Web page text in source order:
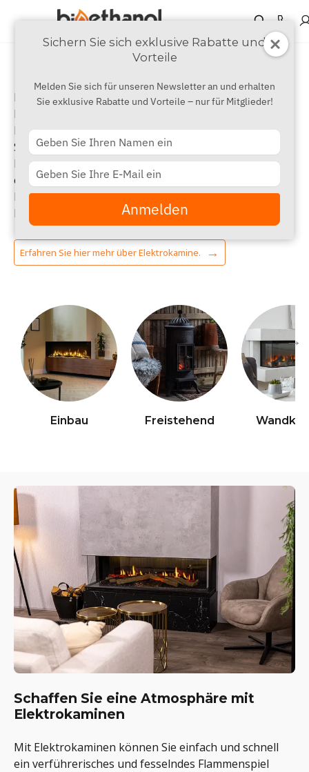
Sichern Sie sich exklusive Rabatte und
Vorteile
Melden Sie sich für unseren Newsletter an und erhalten
Sie exklusive Rabatte und Vorteile – nur für Mitglieder!
Type
your
name
Type
your
email
Anmelden
Mit einem Elektrokamin vonBioethanol Kamin Shop
können Sie Gemütlichkeit ohne Feuer und
Brandgefahr schaffen. Ein elektrischer Kamin können
Sie sowohl als kleine Wärmequelle als auch als
Dekoration verwenden. Obwohl die Flammen nicht
echt sind, erhalten Sie mit Hilfe der Technik der
Elektrokamine einen absolut fantastischen
Flammeneffekt.
Erfahren Sie hier mehr über Elektrokamine.
Einbau Freistehend
Schaffen Sie eine Atmosphäre mit
Elektrokaminen
Mit Elektrokaminen können Sie einfach und schnell
ein verführerisches und fesselndes Flammenspiel
→